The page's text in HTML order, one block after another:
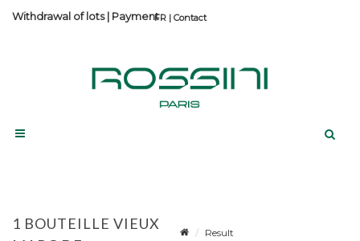
Contact
Withdrawal of lots| Payment
1 BOUTEILLE VIEUX
Result